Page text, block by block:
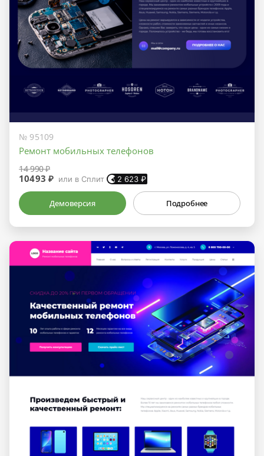
№ 95109
Ремонт мобильных телефонов
14 990 ₽
10493 ₽ или в Сплит 2 623 ₽
Демоверсия Подробнее